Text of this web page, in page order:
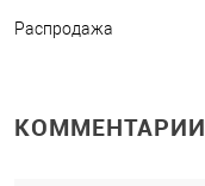
Распродажа
КОММЕНТАРИИ